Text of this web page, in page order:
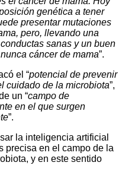
genética a tener
presentar mutaciones
pero, llevando una
sanas y un buen
cáncer de mama”.
el “potencial de prevenir
cuidado de la microbiota”,
un “campo de
en el que surgen
”.
la inteligencia artificial
precisa en el campo de la
y en este sentido